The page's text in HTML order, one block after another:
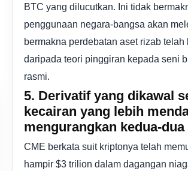
BTC yang dilucutkan. Ini tidak
penggunaan negara-bangsa akan
bermakna perdebatan aset rizab telah
daripada teori pinggiran kepada seni
rasmi.
5. Derivatif yang dikawal
kecairan yang lebih
mengurangkan kedua-dua
CME berkata suit kriptonya telah
hampir $3 trilion dalam dagangan